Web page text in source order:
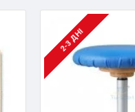
2-3 ДНІ